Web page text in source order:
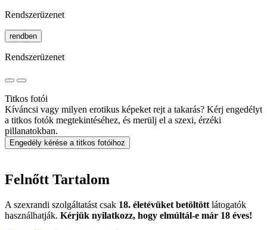
Rendszerüzenet
rendben
Rendszerüzenet
Titkos fotói
Kíváncsi vagy milyen erotikus képeket rejt a takarás? Kérj engedélyt
a titkos fotók megtekintéséhez, és merülj el a szexi, érzéki
pillanatokban.
Engedély kérése a titkos fotóihoz
Felnőtt Tartalom
A szexrandi szolgáltatást csak 18. életévüket betöltött látogatók
használhatják. Kérjük nyilatkozz, hogy elmúltál-e már 18 éves!